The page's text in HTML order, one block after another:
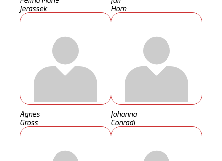
Jerassek
Horn
Agnes
Gross
Johanna
Conradi